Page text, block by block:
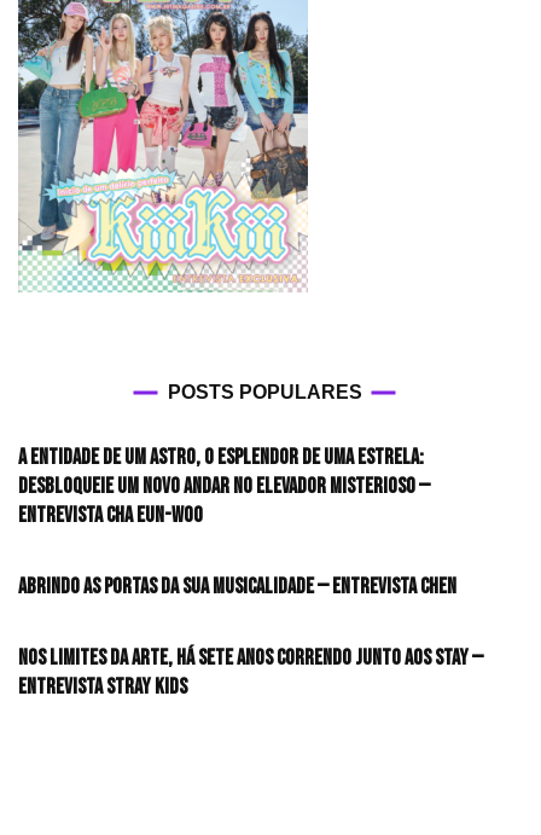
POSTS POPULARES
A entidade de um astro, o esplendor de uma estrela:
desbloqueie um novo andar no elevador misterioso —
Entrevista CHA EUN-WOO
Abrindo as portas da sua musicalidade — Entrevista CHEN
Nos limites da arte, há sete anos correndo junto aos STAY —
Entrevista Stray Kids